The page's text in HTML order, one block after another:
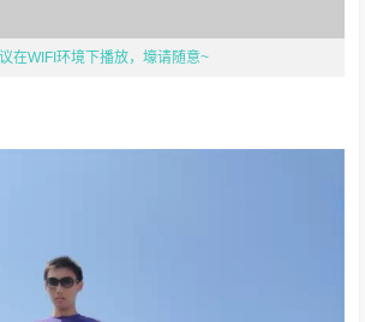
在WIFI环境下播放，壕请随意~